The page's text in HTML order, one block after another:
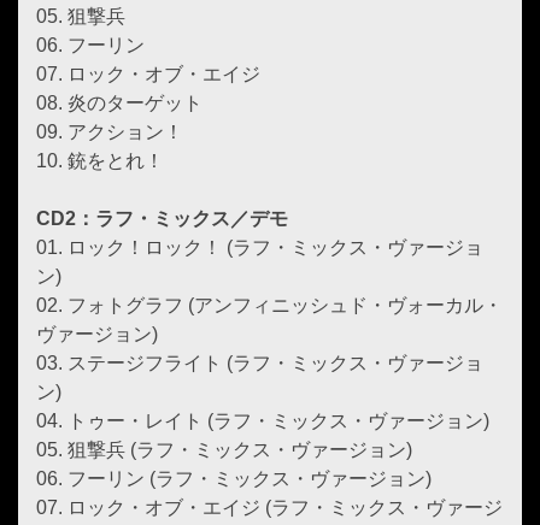
05. 狙撃兵
06. フーリン
07. ロック・オブ・エイジ
08. 炎のターゲット
09. アクション！
10. 銃をとれ！
CD2：ラフ・ミックス／デモ
01. ロック！ロック！ (ラフ・ミックス・ヴァージョ
ン)
02. フォトグラフ (アンフィニッシュド・ヴォーカル・
ヴァージョン)
03. ステージフライト (ラフ・ミックス・ヴァージョ
ン)
04. トゥー・レイト (ラフ・ミックス・ヴァージョン)
05. 狙撃兵 (ラフ・ミックス・ヴァージョン)
06. フーリン (ラフ・ミックス・ヴァージョン)
07. ロック・オブ・エイジ (ラフ・ミックス・ヴァージ